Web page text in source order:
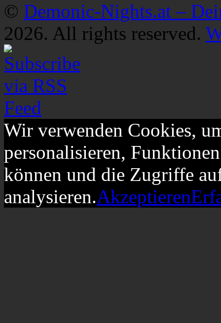
© Demonic-Nights.at –
2026. All rights reserved.
Wir verwenden Cookies,
personalisieren,
können und die Zugriffe
analysieren.Akzeptieren